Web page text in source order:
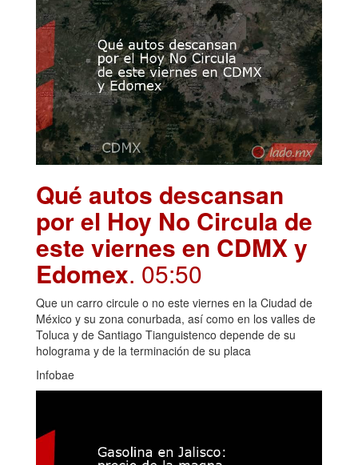
Qué autos descansan
por el Hoy No Circula de
este viernes en CDMX y
Edomex. 05:50
Que un carro circule o no este viernes en la Ciudad de
México y su zona conurbada, así como en los valles de
Toluca y de Santiago Tianguistenco depende de su
holograma y de la terminación de su placa
Infobae